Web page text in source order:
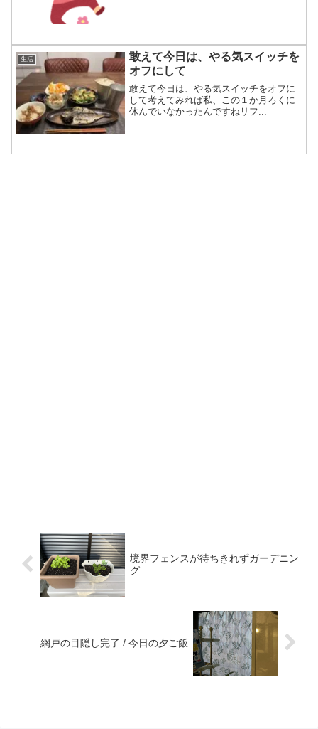
生活
敢えて今日は、やる気スイッチを
オフにして
敢えて今日は、やる気スイッチをオフに
して考えてみれば私、この１か月ろくに
休んでいなかったんですねリフ...
境界フェンスが待ちきれずガーデニン
グ
網戸の目隠し完了 / 今日の夕ご飯